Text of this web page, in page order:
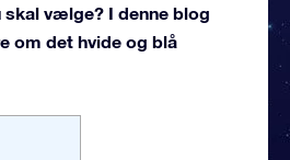
skal vælge? I denne blog
om det hvide og blå